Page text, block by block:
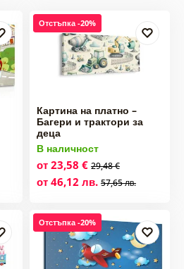
Отстъпка -20%
Картина на платно –
Багери и трактори за
деца
В наличност
от 23,58 € 29,48 €
от 46,12 лв. 57,65 лв.
Отстъпка -20%